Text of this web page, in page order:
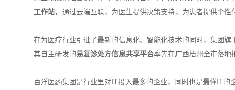
工作站，通过云端互联，为医生提供决策支持，为患者提供个性
在为医疗行业引进了最新的信息化、智能化技术的同时，集团旗
其自主研发的易复诊处方信息共享平台率先在广西梧州全市落地
百洋医药集团是行业里对IT投入最多的企业，同时也是最懂IT的